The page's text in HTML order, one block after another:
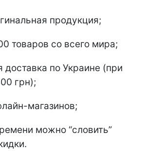
продукция;
товаров со всего мира;
доставка по Украине (при
грн);
магазинов;
можно “словить”